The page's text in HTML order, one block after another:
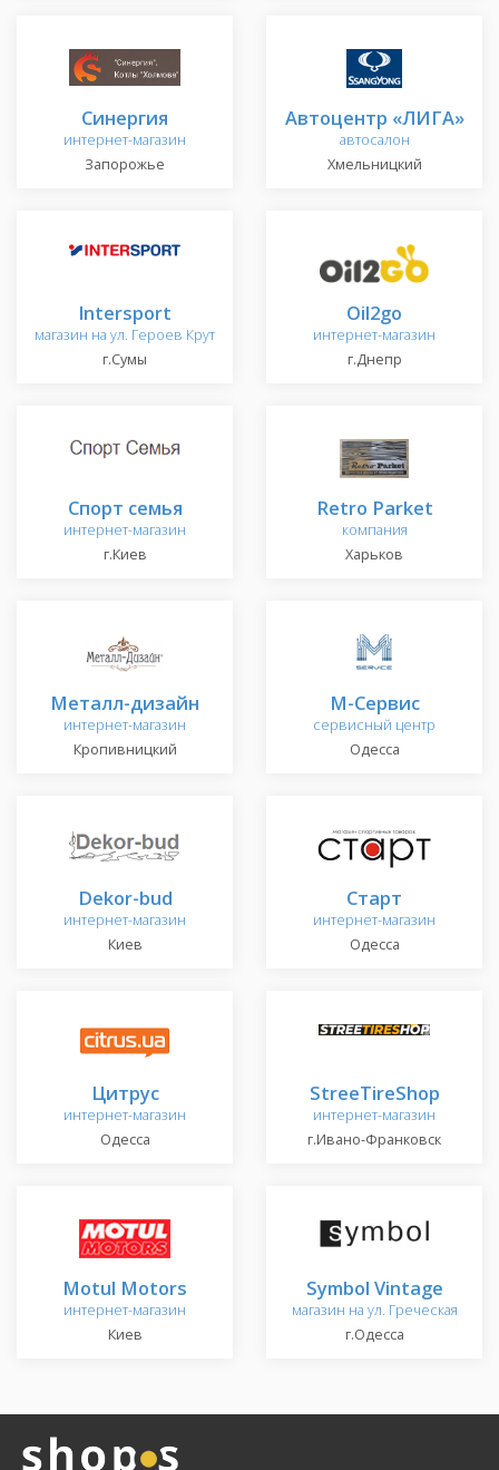
Синергия
интернет-магазин
Запорожье
Автоцентр «ЛИГА»
автосалон
Хмельницкий
Intersport
магазин на ул. Героев Крут
г.Сумы
Oil2go
интернет-магазин
г.Днепр
Спорт семья
интернет-магазин
г.Киев
Retro Parket
компания
Харьков
Металл-дизайн
интернет-магазин
Кропивницкий
М-Сервис
сервисный центр
Одесса
Dekor-bud
интернет-магазин
Киев
Старт
интернет-магазин
Одесса
Цитрус
интернет-магазин
Одесса
StreeTireShop
интернет-магазин
г.Ивано-Франковск
Motul Motors
интернет-магазин
Киев
Symbol Vintage
магазин на ул. Греческая
г.Одесса